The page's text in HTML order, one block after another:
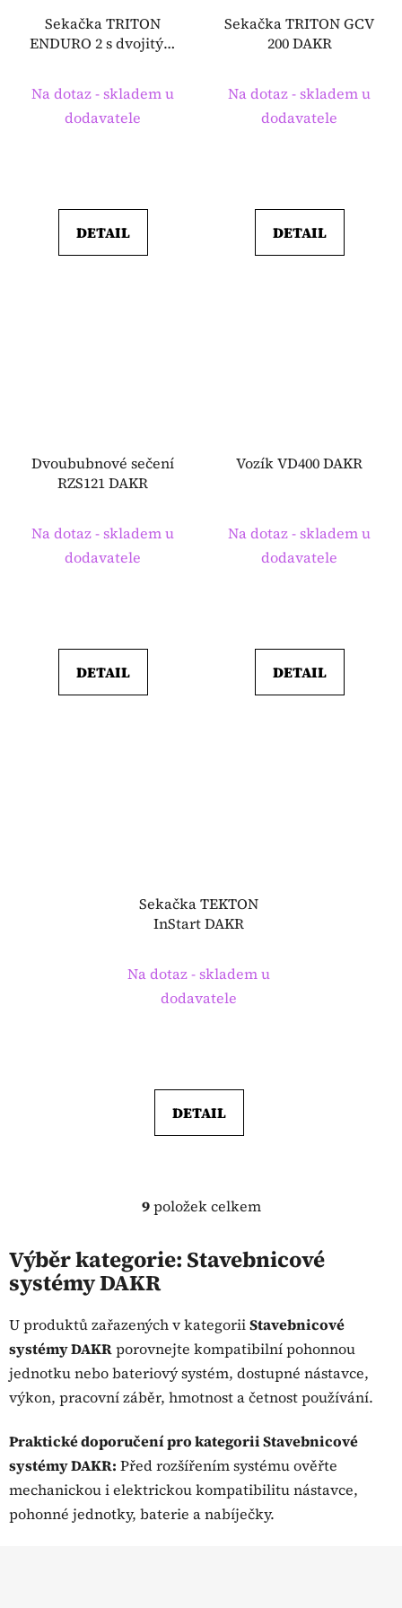
Sekačka TRITON
ENDURO 2 s dvojitým
Na dotaz - skladem u
dodavatele
DETAIL
Sekačka TRITON GCV
200 DAKR
Na dotaz - skladem u
dodavatele
DETAIL
Dvoububnové sečení
RZS121 DAKR
Na dotaz - skladem u
dodavatele
DETAIL
Vozík VD400 DAKR
Na dotaz - skladem u
dodavatele
DETAIL
Sekačka TEKTON
InStart DAKR
Na dotaz - skladem u
dodavatele
DETAIL
O
l
á
c
í
p
r
k
y
v
ý
p
9položek celkem
Výběr kategorie: Stavebnicové
systémy DAKR
U produktů zařazených v kategoriiStavebnicové
systémy DAKRporovnejte kompatibilní pohonnou
jednotku nebo bateriový systém, dostupné nástavce,
výkon, pracovní záběr, hmotnost a četnost používání.
Praktické doporučení pro kategorii Stavebnicové
systémy DAKR: Před rozšířením systému ověřte
mechanickou i elektrickou kompatibilitu nástavce,
pohonné jednotky, baterie a nabíječky.